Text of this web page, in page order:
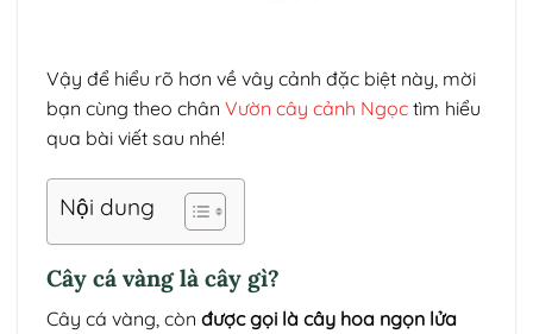
Vậy để hiểu rõ hơn về vây cảnh đặc biệt này, mời
bạn cùng theo chân Vườn cây cảnh Ngọc tìm hiểu
qua bài viết sau nhé!
Nội dung
Cây cá vàng là cây gì?
Cây cá vàng, còn được gọi là cây hoa ngọn lửa